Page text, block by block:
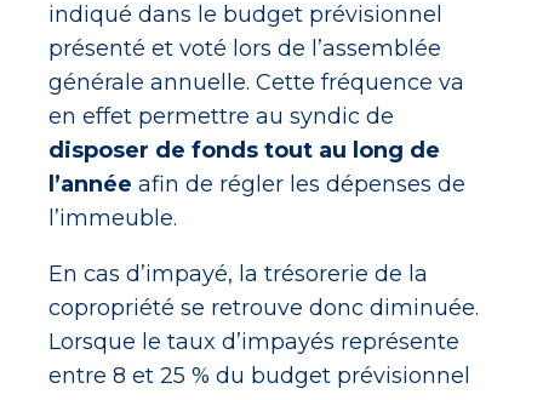
indiqué dans le budget prévisionnel
présenté et voté lors de l’assemblée
générale annuelle. Cette fréquence va
en effet permettre au syndic de
disposer de fonds tout au long de
l’année afin de régler les dépenses de
l’immeuble.
En cas d’impayé, la trésorerie de la
copropriété se retrouve donc diminuée.
Lorsque le taux d’impayés représente
entre 8 et 25 % du budget prévisionnel